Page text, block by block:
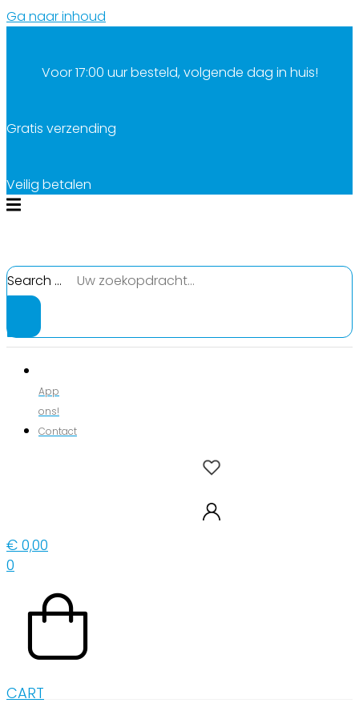
Ga naar inhoud
Voor 17:00 uur besteld, volgende dag in huis!
Gratis verzending
Veilig betalen
Search ...
App
ons!
Contact
€ 0,00
0
CART